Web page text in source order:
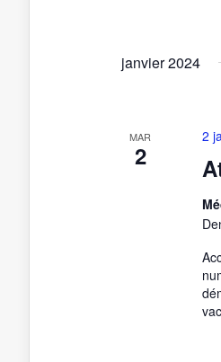
janvier 2024
MAR
2
2